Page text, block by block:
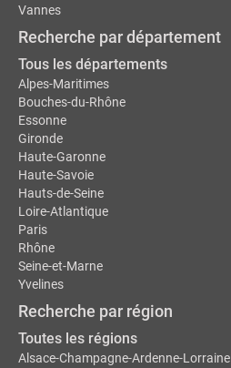
Vannes
Recherche par département
Tous les départements
Alpes-Maritimes
Bouches-du-Rhône
Essonne
Gironde
Haute-Garonne
Haute-Savoie
Hauts-de-Seine
Loire-Atlantique
Paris
Rhône
Seine-et-Marne
Yvelines
Recherche par région
Toutes les régions
Alsace-Champagne-Ardenne-Lorraine